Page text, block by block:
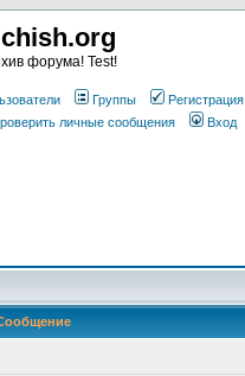
форума! Test!
Группы
Регистрация
личные сообщения Вход